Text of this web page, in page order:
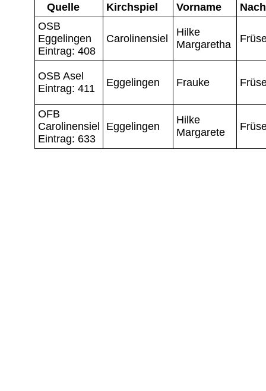
Quelle
Kirchspiel Vorname
OSB
Eggelingen
Eintrag: 408
Carolinensiel
Hilke
Margaretha
OSB Asel
Eintrag: 411
Eggelingen Frauke
OFB
Carolinensiel
Eintrag: 633
Eggelingen
Hilke
Margarete